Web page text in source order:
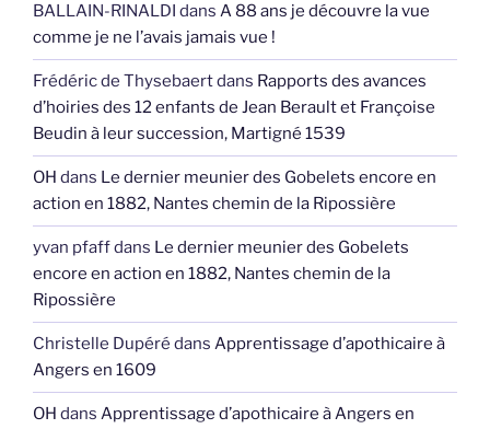
BALLAIN-RINALDI dans A 88 ans je découvre la vue
comme je ne l’avais jamais vue !
Frédéric de Thysebaertdans Rapports des avances
d’hoiries des 12 enfants de Jean Berault et Françoise
Beudin à leur succession, Martigné 1539
OH dans Le dernier meunier des Gobelets encore en
action en 1882, Nantes chemin de la Ripossière
yvan pfaffdans Le dernier meunier des Gobelets
encore en action en 1882, Nantes chemin de la
Ripossière
Christelle Dupéré dans Apprentissage d’apothicaire à
Angers en 1609
OH dans Apprentissage d’apothicaire à Angers en